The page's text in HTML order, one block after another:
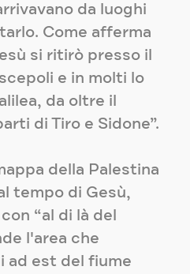
da luoghi
Come afferma
si ritirò presso il
e in molti lo
da oltre il
di Tiro e Sidone”.
della Palestina
tempo di Gesù,
“al di là del
l'area che
ad est del fiume